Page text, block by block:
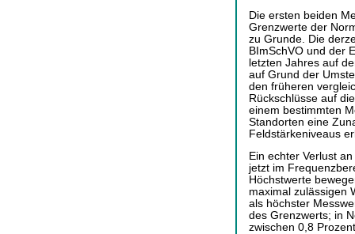
Die ersten beiden
Grenzwerte der
zu Grunde. Die
BImSchVO und der
letzten Jahres auf
auf Grund der
den früheren
Rückschlüsse auf
einem bestimmten
Standorten eine
Feldstärkeniveaus
Ein echter Verlust
jetzt im
Höchstwerte
maximal zulässigen
als höchster
des Grenzwerts; in
zwischen 0,8